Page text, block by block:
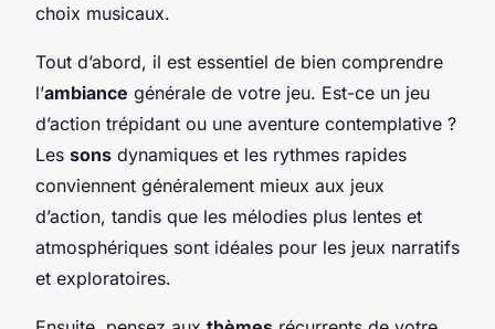
choix musicaux.
Tout d’abord, il est essentiel de bien comprendre
l’ambiance générale de votre jeu. Est-ce un jeu
d’action trépidant ou une aventure contemplative ?
Les sons dynamiques et les rythmes rapides
conviennent généralement mieux aux jeux
d’action, tandis que les mélodies plus lentes et
atmosphériques sont idéales pour les jeux narratifs
et exploratoires.